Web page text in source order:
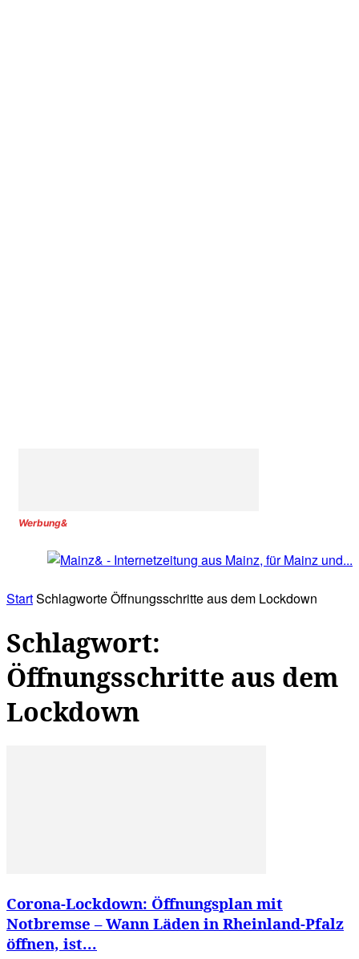
Werbung&
StartSchlagworteÖffnungsschritte aus dem Lockdown
Schlagwort:
Öffnungsschritte aus dem
Lockdown
Corona-Lockdown: Öffnungsplan mit
Notbremse – Wann Läden in Rheinland-Pfalz
öffnen, ist...